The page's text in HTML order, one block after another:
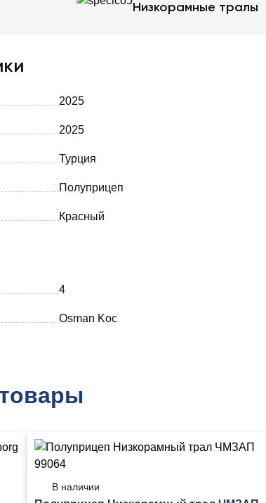
Низкорамные тралы
2025
2025
Турция
Полуприцеп
Красный
4
Osman Koc
В наличии